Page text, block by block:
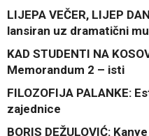
LIJEPA VEČER, LIJEP
lansiran uz dramatični
KAD STUDENTI NA
Memorandum 2 – isti
FILOZOFIJA PALANKE:
zajednice
BORIS DEŽULOVIĆ: